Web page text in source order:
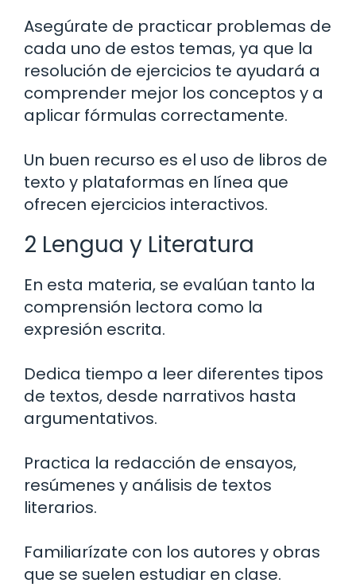
Asegúrate de practicar problemas de
cada uno de estos temas, ya que la
resolución de ejercicios te ayudará a
comprender mejor los conceptos y a
aplicar fórmulas correctamente.
Un buen recurso es el uso de libros de
texto y plataformas en línea que
ofrecen ejercicios interactivos.
2 Lengua y Literatura
En esta materia, se evalúan tanto la
comprensión lectora como la
expresión escrita.
Dedica tiempo a leer diferentes tipos
de textos, desde narrativos hasta
argumentativos.
Practica la redacción de ensayos,
resúmenes y análisis de textos
literarios.
Familiarízate con los autores y obras
que se suelen estudiar en clase.